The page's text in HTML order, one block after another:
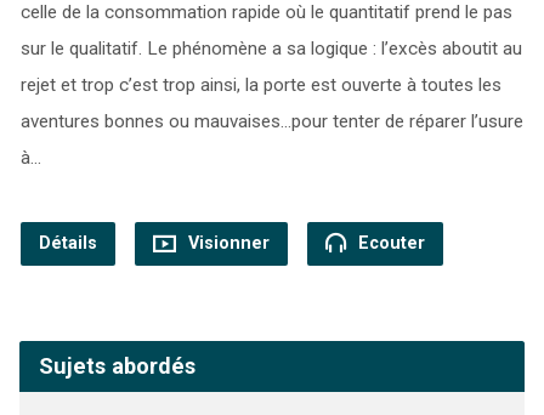
celle de la consommation rapide où le quantitatif prend le pas
sur le qualitatif. Le phénomène a sa logique : l’excès aboutit au
rejet et trop c’est trop ainsi, la porte est ouverte à toutes les
aventures bonnes ou mauvaises…pour tenter de réparer l’usure
à…
Détails Visionner Ecouter
Sujets abordés